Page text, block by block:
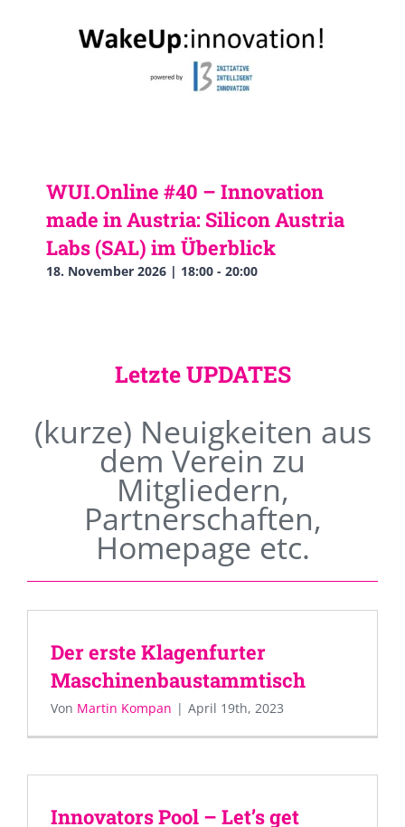
WUI.Online #40 – Innovation
made in Austria: Silicon Austria
Labs (SAL) im Überblick
18. November 2026 | 18:00 - 20:00
Letzte UPDATES
(kurze) Neuigkeiten aus
dem Verein zu
Mitgliedern,
Partnerschaften,
Homepage etc.
Der erste Klagenfurter
Maschinenbaustammtisch
Von Martin Kompan | April 19th, 2023
Innovators Pool – Let’s get